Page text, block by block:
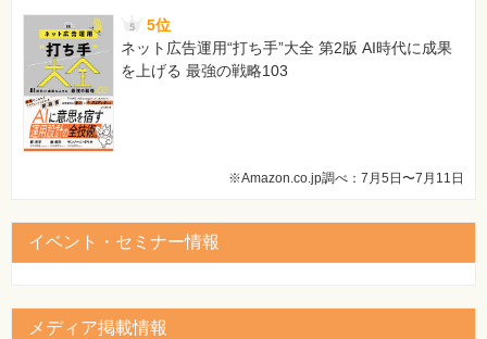
5位
ネット広告運用“打ち手”大全 第2版 AI時代に成果
を上げる 最強の戦略103
※Amazon.co.jp調べ：7月5日〜7月11日
イベント・セミナー情報
メディア掲載情報